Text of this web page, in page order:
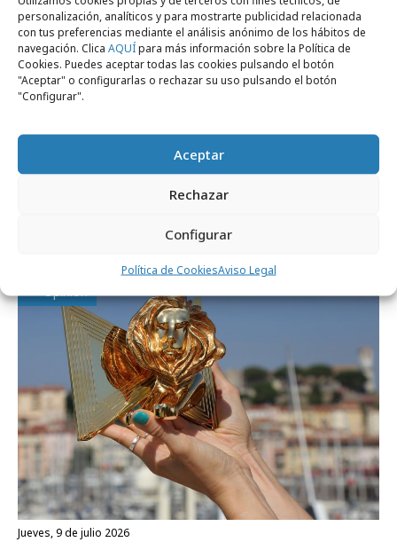
personalización, analíticos y para mostrarte publicidad relacionada
con tus preferencias mediante el análisis anónimo de los hábitos de
navegación. Clica AQUÍpara más información sobre la Política de
Cookies. Puedes aceptar todas las cookies pulsando el botón
"Aceptar" o configurarlas o rechazar su uso pulsando el botón
"Configurar".
Aceptar
Rechazar
Configurar
Política de CookiesAviso Legal
Opinión
jueves, 9 de julio 2026